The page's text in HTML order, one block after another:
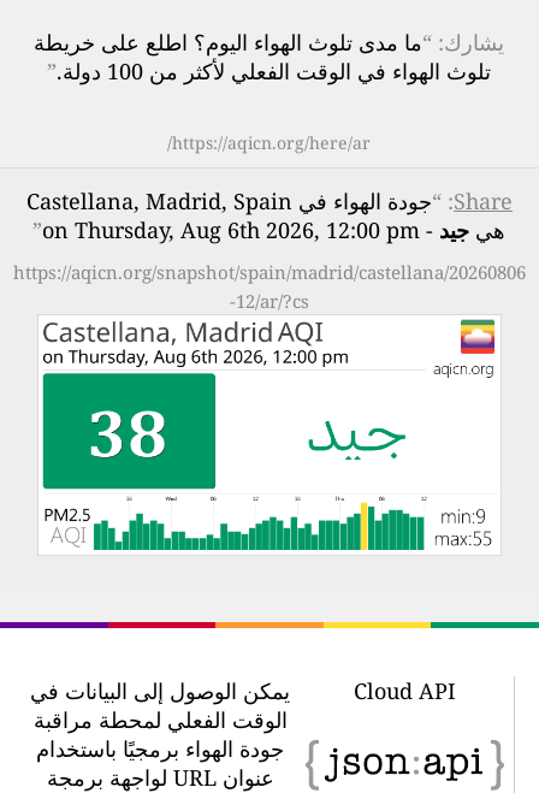
يشارك: “ما مدى تلوث الهواء اليوم؟ اطلع على خريطة
تلوث الهواء في الوقت الفعلي لأكثر من 100 دولة.
”
https://aqicn.org/here/ar/
Share
: “
جودة الهواء في Castellana, Madrid, Spain
هي جيد- on Thursday, Aug 6th 2026, 12:00 pm
”
https://aqicn.org/snapshot/spain/madrid/castellana/20260806
-12/ar/?cs
Cloud API
يمكن الوصول إلى البيانات في
الوقت الفعلي لمحطة مراقبة
جودة الهواء برمجيًا باستخدام
عنوان URL لواجهة برمجة